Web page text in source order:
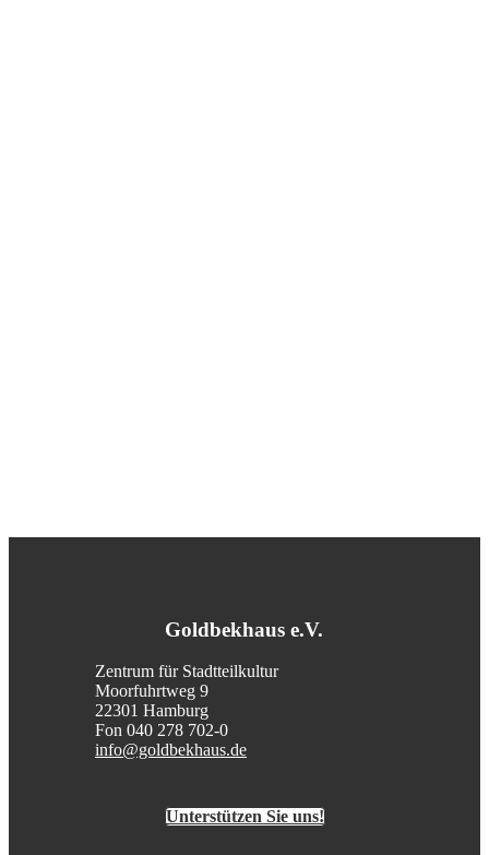
Goldbekhaus e.V.
Zentrum für Stadtteilkultur
Moorfuhrtweg 9
22301 Hamburg
Fon 040 278 702-0
info@goldbekhaus.de
Unterstützen Sie uns!